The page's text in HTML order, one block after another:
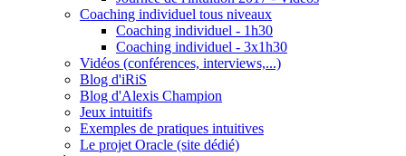
Coaching individuel tous niveaux
Coaching individuel - 1h30
Coaching individuel - 3x1h30
Vidéos (conférences, interviews,...)
Blog d'iRiS
Blog d'Alexis Champion
Jeux intuitifs
Exemples de pratiques intuitives
Le projet Oracle (site dédié)